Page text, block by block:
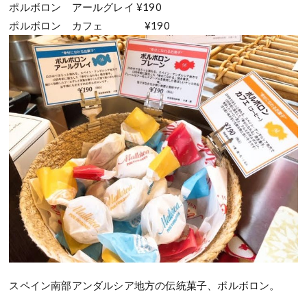
ポルボロン アールグレイ ¥190
ポルボロン カフェ ¥190
スペイン南部アンダルシア地方の伝統菓子、ポルボロン。